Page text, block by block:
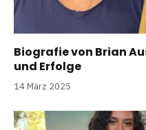
Biografie von Brian
und Erfolge
14 März 2025